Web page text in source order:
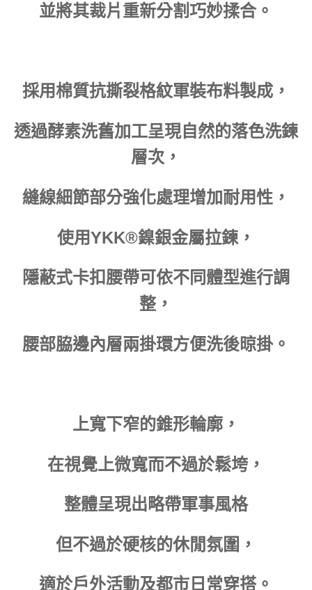
並將其裁片重新分割巧妙揉合。
採用棉質抗撕裂格紋軍裝布料製成，
透過酵素洗舊加工呈現自然的落色洗鍊
層次，
縫線細節部分強化處理增加耐用性，
使用YKK®鎳銀金屬拉鍊，
隱蔽式卡扣腰帶可依不同體型進行調
整，
腰部脇邊內層兩掛環方便洗後晾掛。
上寬下窄的錐形輪廓，
在視覺上微寬而不過於鬆垮，
整體呈現出略帶軍事風格
但不過於硬核的休閒氛圍，
適於戶外活動及都市日常穿搭。